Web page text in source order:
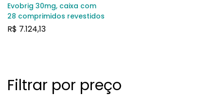
Filtrar por preço
Evobrig 30mg, caixa com
28 comprimidos revestidos
R$ 7.124,13